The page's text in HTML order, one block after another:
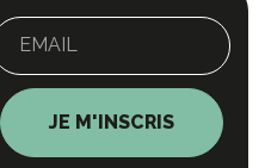
JE M'INSCRIS